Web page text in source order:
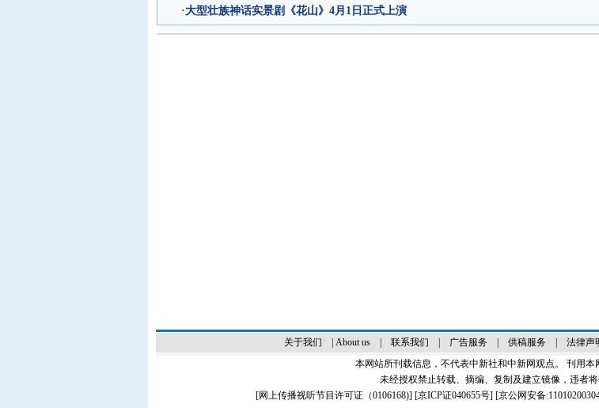
·大型壮族神话实景剧《花山》4月1日正式上演
关于我们 About us| 联系我们 广告服务| 供稿服务| 法律声
本网站所刊载信息，不代表中新社和中新网观点。 刊用本
未经授权禁止转载、摘编、复制及建立镜像，违者将
[网上传播视听节目许可证（0106168)] [京ICP证040655号] [京公网安备